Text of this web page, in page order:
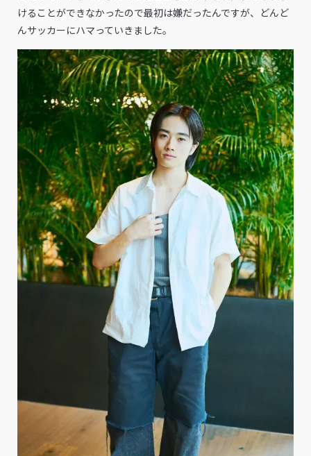
けることができなかったので最初は嫌だったんですが、どんど
んサッカーにハマっていきました。